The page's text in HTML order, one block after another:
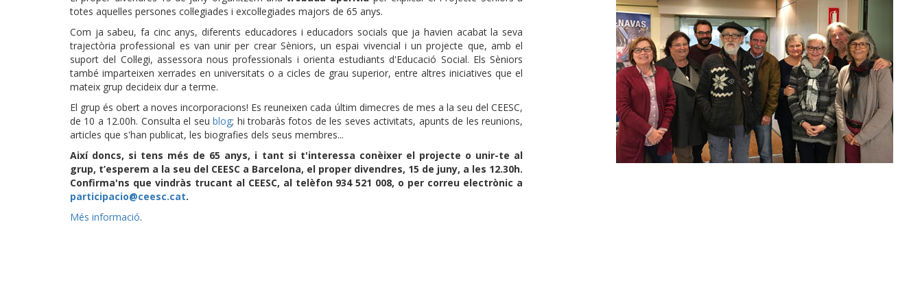
totes aquelles persones col·legiades i excol·legiades majors de 65 anys.
Com ja sabeu, fa cinc anys, diferents educadores i educadors socials que ja havien acabat la seva
trajectòria professional es van unir per crear Sèniors, un espai vivencial i un projecte que, amb el
suport del Col·legi, assessora nous professionals i orienta estudiants d'Educació Social. Els Sèniors
també imparteixen xerrades en universitats o a cicles de grau superior, entre altres iniciatives que el
mateix grup decideix dur a terme.
El grup és obert a noves incorporacions! Es reuneixen cada últim dimecres de mes a la seu del CEESC,
de 10 a 12.00h. Consulta el seublog; hi trobaràs fotos de les seves activitats, apunts de les reunions,
articles que s'han publicat, les biografies dels seus membres...
Així doncs, si tens més de 65 anys, i tant si t'interessa conèixer el projecte o unir-te al
grup, t’esperem a la seu del CEESC a Barcelona, el proper divendres, 15 de juny, a les 12.30h.
Confirma'ns que vindràs trucant al CEESC, al telèfon 934 521 008, o per correu electrònic a
participacio@ceesc.cat.
Més informació.